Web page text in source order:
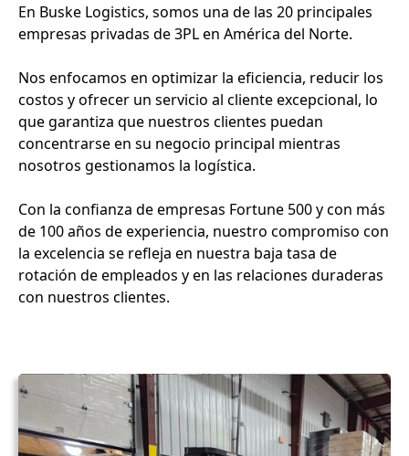
En Buske Logistics, somos una de las 20 principales
empresas privadas de 3PL en América del Norte.
Nos enfocamos en optimizar la eficiencia, reducir los
costos y ofrecer un servicio al cliente excepcional, lo
que garantiza que nuestros clientes puedan
concentrarse en su negocio principal mientras
nosotros gestionamos la logística.
Con la confianza de empresas Fortune 500 y con más
de 100 años de experiencia, nuestro compromiso con
la excelencia se refleja en nuestra baja tasa de
rotación de empleados y en las relaciones duraderas
con nuestros clientes.